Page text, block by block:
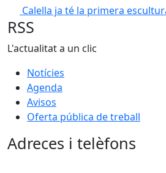
Calella ja té la primera
RSS
L'actualitat a un clic
Notícies
Agenda
Avisos
Oferta pública de treball
Adreces i telèfons